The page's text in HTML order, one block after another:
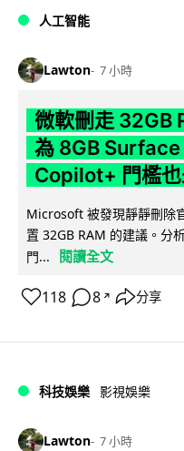
人工智能
Lawton 7 小時
微軟刪走 32GB
為 8GB Surface
Copilot+ 門檻也
Microsoft 被發現靜靜刪除
置 32GB RAM 的建議。分
門...
閱讀全文
118 8 ↗ 分享
科技娛樂 影視娛樂
Lawton 7 小時